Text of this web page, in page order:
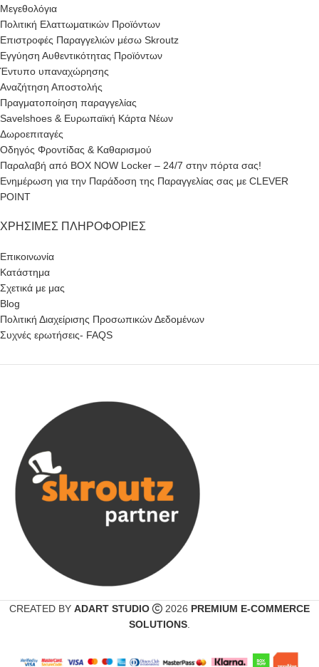
Μεγεθολόγια
Πολιτική Ελαττωματικών Προϊόντων
Επιστροφές Παραγγελιών μέσω Skroutz
Εγγύηση Αυθεντικότητας Προϊόντων
Έντυπο υπαναχώρησης
Αναζήτηση Αποστολής
Πραγματοποίηση παραγγελίας
Savelshoes & Ευρωπαϊκή Κάρτα Νέων
Δωροεπιταγές
Οδηγός Φροντίδας & Καθαρισμού
Παραλαβή από BOX NOW Locker – 24/7 στην πόρτα σας!
Ενημέρωση για την Παράδοση της Παραγγελίας σας με CLEVER
POINT
ΧΡΉΣΙΜΕΣ ΠΛΗΡΟΦΟΡΊΕΣ
Επικοινωνία
Κατάστημα
Σχετικά με μας
Blog
Πολιτική Διαχείρισης Προσωπικών Δεδομένων
Συχνές ερωτήσεις- FAQS
CREATED BY ADART STUDIO 2026 PREMIUM E-COMMERCE
SOLUTIONS.